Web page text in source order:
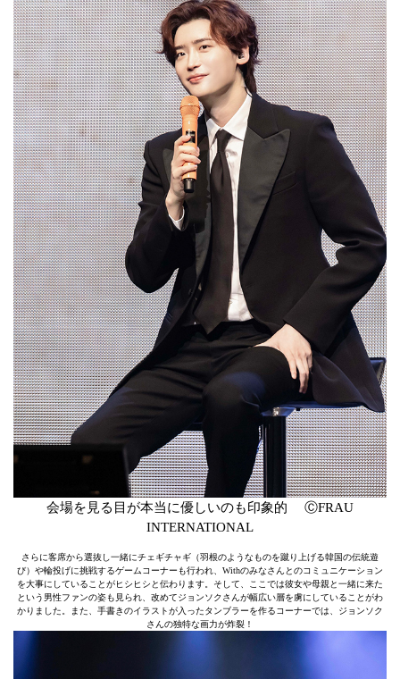
会場を見る目が本当に優しいのも印象的 ⒸFRAU
INTERNATIONAL
さらに客席から選抜し一緒にチェギチャギ（羽根のようなものを蹴り上げる韓国の伝統遊
び）や輪投げに挑戦するゲームコーナーも行われ、Withのみなさんとのコミュニケーション
を大事にしていることがヒシヒシと伝わります。そして、ここでは彼女や母親と一緒に来た
という男性ファンの姿も見られ、改めてジョンソクさんが幅広い層を虜にしていることがわ
かりました。また、手書きのイラストが入ったタンブラーを作るコーナーでは、ジョンソク
さんの独特な画力が炸裂！